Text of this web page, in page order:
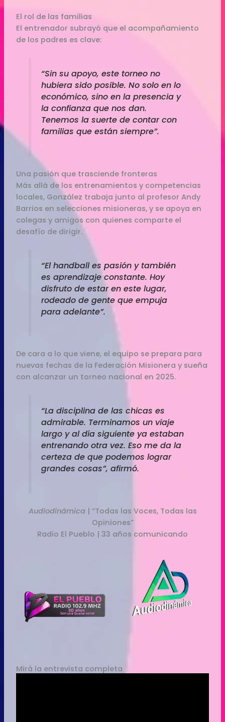
El rol de las familias
El entrenador subrayó que el acompañamiento
de los padres es clave:
“Sin su apoyo, este torneo no
hubiera sido posible. No solo en lo
económico, sino en la presencia y
la confianza que nos dan.
Tenemos la suerte de contar con
familias que están siempre”.
Una pasión que trasciende fronteras
Más allá de los entrenamientos y competencias
locales, González trabaja junto al profesor Andy
Barrios en selecciones misioneras, y se apoya en
colegas y amigos con quienes comparte el
desafío de dirigir.
“El handball es pasión y también
es aprendizaje constante. Hoy
disfruto de estar en este lugar,
rodeado de gente que empuja
para adelante”.
De cara a lo que viene, el equipo se prepara para
nuevas fechas de la Federación Misionera y sueña
con alcanzar un torneo nacional en 2025.
“La disciplina de las chicas es
admirable. Terminamos un viaje
largo y al día siguiente ya estaban
entrenando otra vez. Eso me da la
certeza de que podemos lograr
grandes cosas”, afirmó.
Audiodinámica| “Todas las Voces, Todas las
Opiniones”
Radio El Pueblo | 33 años comunicando
Mirá la entrevista completa